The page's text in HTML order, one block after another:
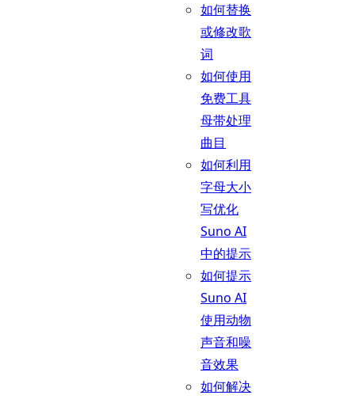
如何替换
或修改歌
词
如何使用
免费工具
母带处理
曲目
如何利用
字母大小
写优化
Suno AI
中的提示
如何提示
Suno AI
使用动物
声音和噪
音效果
如何解决